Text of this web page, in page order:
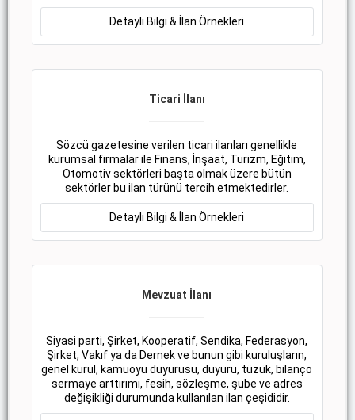
Detaylı Bilgi & İlan Örnekleri
Ticari İlanı
Sözcü gazetesine verilen ticari ilanları genellikle
kurumsal firmalar ile Finans, İnşaat, Turizm, Eğitim,
Otomotiv sektörleri başta olmak üzere bütün
sektörler bu ilan türünü tercih etmektedirler.
Detaylı Bilgi & İlan Örnekleri
Mevzuat İlanı
Siyasi parti, Şirket, Kooperatif, Sendika, Federasyon,
Şirket, Vakıf ya da Dernek ve bunun gibi kuruluşların,
genel kurul, kamuoyu duyurusu, duyuru, tüzük, bilanço
sermaye arttırımı, fesih, sözleşme, şube ve adres
değişikliği durumunda kullanılan ilan çeşididir.